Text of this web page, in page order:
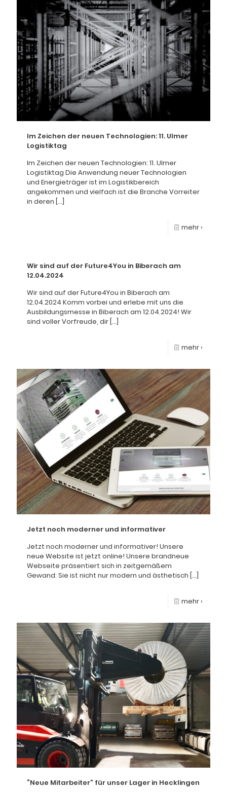
Im Zeichen der neuen Technologien: 11. Ulmer
Logistiktag
Im Zeichen der neuen Technologien: 11. Ulmer
Logistiktag Die Anwendung neuer Technologien
und Energieträger ist im Logistikbereich
angekommen und vielfach ist die Branche Vorreiter
in deren […]
mehr ›
Wir sind auf der Future4You in Biberach am
12.04.2024
Wir sind auf der Future4You in Biberach am
12.04.2024 Komm vorbei und erlebe mit uns die
Ausbildungsmesse in Biberach am 12.04.2024! Wir
sind voller Vorfreude, dir […]
mehr ›
Jetzt noch moderner und informativer
Jetzt noch moderner und informativer! Unsere
neue Website ist jetzt online! Unsere brandneue
Webseite präsentiert sich in zeitgemäßem
Gewand: Sie ist nicht nur modern und ästhetisch […]
mehr ›
“Neue Mitarbeiter” für unser Lager in Hecklingen